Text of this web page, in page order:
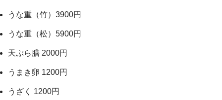
うな重（竹）3900円
うな重（松）5900円
天ぷら膳 2000円
うまき卵 1200円
うざく 1200円